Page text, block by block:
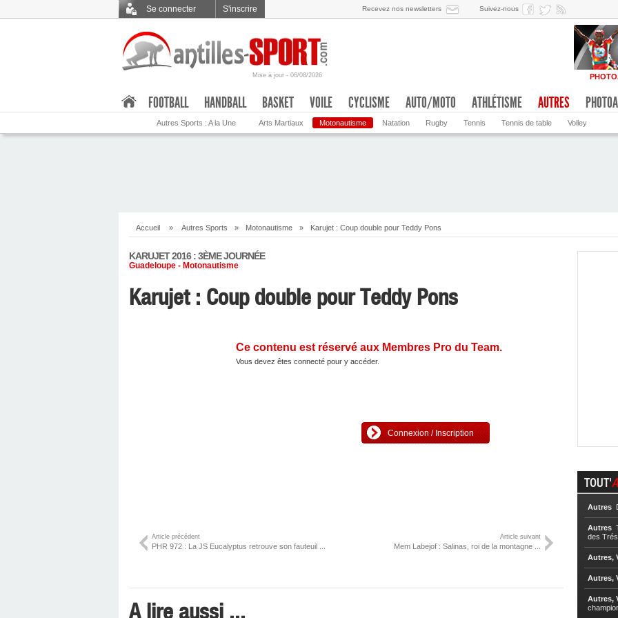
Se connecter S'inscrire Recevez nos newsletters Suivez-nous
Mise à jour - 06/08/2026
FOOTBALL HANDBALL BASKET VOILE CYCLISME AUTO/MOTO ATHLÉTISME AUTRES
Autres Sports : A la Une Arts Martiaux Motonautisme Natation Rugby Tennis Tennis de table Volley
Accueil » Autres Sports » Motonautisme » Karujet : Coup double pour Teddy Pons
KARUJET 2016 : 3ÈME JOURNÉE
Guadeloupe - Motonautisme
Karujet : Coup double pour Teddy Pons
Ce contenu est réservé aux Membres Pro du Team.
Vous devez êtes connecté pour y accéder.
Connexion / Inscription
Article précédent
PHR 972 : La JS Eucalyptus retrouve son fauteuil ...
Article suivant
Mem Labejof : Salinas, roi de la montagne ...
A lire aussi ...
TOUT'
Autres
Autres
des
Autres,
Autres,
Autres,